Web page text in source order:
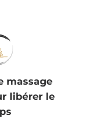
massage
libérer le